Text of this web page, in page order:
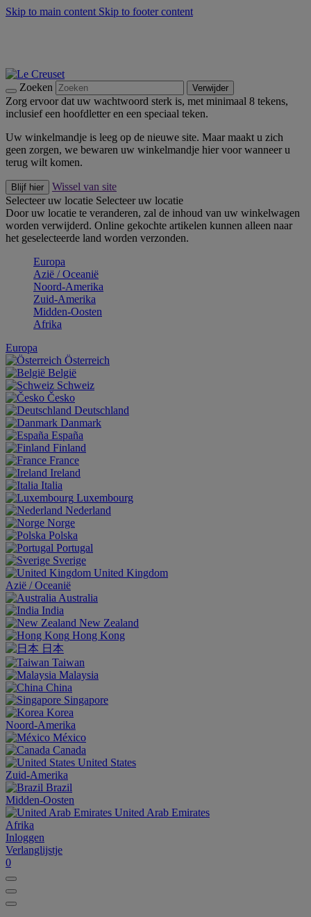
Skip to main content Skip to footer content
Zoeken Verwijder
Zorg ervoor dat uw wachtwoord sterk is, met minimaal 8 tekens,
inclusief een hoofdletter en een speciaal teken.
Uw winkelmandje is leeg op de nieuwe site. Maar maakt u zich
geen zorgen, we bewaren uw winkelmandje hier voor wanneer u
terug wilt komen.
Blijf hier
Wissel van site
Selecteer uw locatie Selecteer uw locatie
Door uw locatie te veranderen, zal de inhoud van uw winkelwagen
worden verwijderd. Online gekochte artikelen kunnen alleen naar
het geselecteerde land worden verzonden.
Europa
Aziё / Oceaniё
Noord-Amerika
Zuid-Amerika
Midden-Oosten
Afrika
Europa
Österreich
België
Schweiz
Česko
Deutschland
Danmark
España
Finland
France
Ireland
Italia
Luxembourg
Nederland
Norge
Polska
Portugal
Sverige
United Kingdom
Aziё / Oceaniё
Australia
India
New Zealand
Hong Kong
日本
Taiwan
Malaysia
China
Singapore
Korea
Noord-Amerika
México
Canada
United States
Zuid-Amerika
Brazil
Midden-Oosten
United Arab Emirates
Afrika
Inloggen
Verlanglijstje
0